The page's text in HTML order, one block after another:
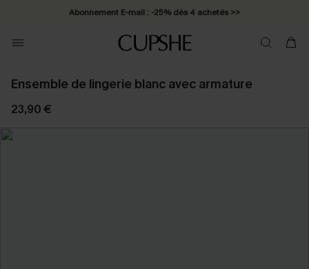
Abonnement E-mail : -25% dès 4 achetés >>
Ensemble de lingerie blanc avec armature
23,90 €